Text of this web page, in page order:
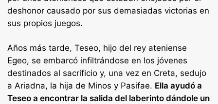
deshonor causado por sus demasiadas victorias en
sus propios juegos.
Años más tarde, Teseo, hijo del rey ateniense
Egeo, se embarcó infiltrándose en los jóvenes
destinados al sacrificio y, una vez en Creta, sedujo
a Ariadna, la hija de Minos y Pasifae. Ella ayudó a
Teseo a encontrar la salida del laberinto dándole un